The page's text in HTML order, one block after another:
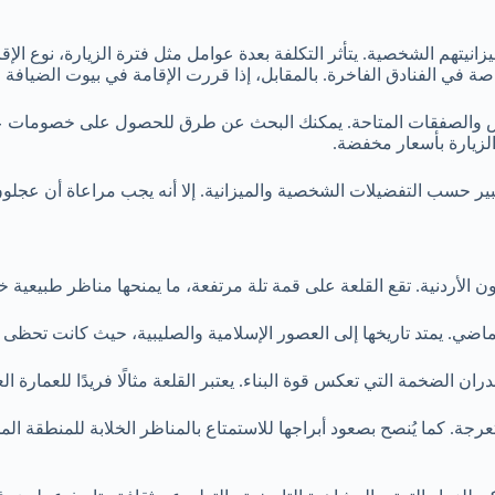
الشخصية. يتأثر التكلفة بعدة عوامل مثل فترة الزيارة، نوع
الفنادق الفاخرة. بالمقابل، إذا قررت الإقامة في بيوت الضيافة
والصفقات المتاحة. يمكنك البحث عن طرق للحصول على خصومات
بأسعار مخفضة.
التفضيلات الشخصية والميزانية. إلا أنه يجب مراعاة أن
الأردنية. تقع القلعة على قمة تلة مرتفعة، ما يمنحها مناظر
تاريخها إلى العصور الإسلامية والصليبية، حيث كانت تحظى
الضخمة التي تعكس قوة البناء. يعتبر القلعة مثالًا فريدًا للعمارة
كما يُنصح بصعود أبراجها للاستمتاع بالمناظر الخلابة للمنطقة